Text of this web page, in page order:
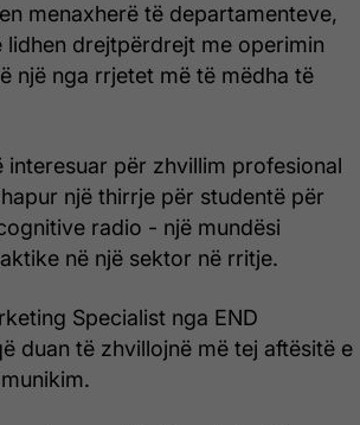
menaxherë të departamenteve,
drejtpërdrejt me operimin
një nga rrjetet më të mëdha të
interesuar për zhvillim profesional
një thirrje për studentë për
radio - një mundësi
në një sektor në rritje.
Specialist nga END
duan të zhvillojnë më tej aftësitë e